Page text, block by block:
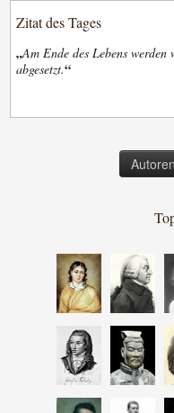
Zitat des Tages
„Am Ende des Lebens
abgesetzt.“
Autoren